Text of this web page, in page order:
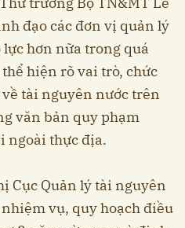
đạo các đơn vị quản lý
hơn nữa trong quá
hiện rõ vai trò, chức
tài nguyên nước trên
văn bản quy phạm
ngoài thực địa.
Cục Quản lý tài nguyên
vụ, quy hoạch điều